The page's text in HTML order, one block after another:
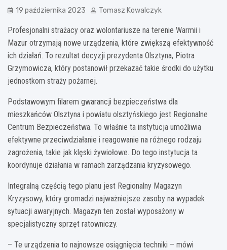
19 października 2023 Tomasz Kowalczyk
Profesjonalni strażacy oraz wolontariusze na terenie Warmii i
Mazur otrzymają nowe urządzenia, które zwiększą efektywność
ich działań. To rezultat decyzji prezydenta Olsztyna, Piotra
Grzymowicza, który postanowił przekazać takie środki do użytku
jednostkom straży pożarnej.
Podstawowym filarem gwarancji bezpieczeństwa dla
mieszkańców Olsztyna i powiatu olsztyńskiego jest Regionalne
Centrum Bezpieczeństwa. To właśnie ta instytucja umożliwia
efektywne przeciwdziałanie i reagowanie na różnego rodzaju
zagrożenia, takie jak klęski żywiołowe. Do tego instytucja ta
koordynuje działania w ramach zarządzania kryzysowego.
Integralną częścią tego planu jest Regionalny Magazyn
Kryzysowy, który gromadzi najważniejsze zasoby na wypadek
sytuacji awaryjnych. Magazyn ten został wyposażony w
specjalistyczny sprzęt ratowniczy.
– Te urządzenia to najnowsze osiągnięcia techniki – mówi